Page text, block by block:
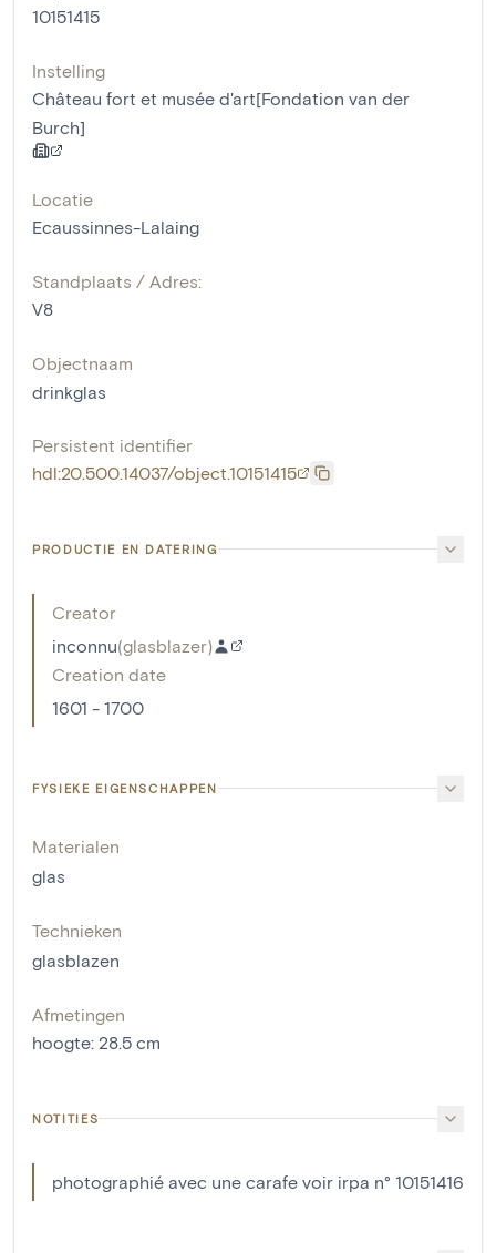
10151415
Instelling
Château fort et musée d'art[Fondation van der
Burch]
Locatie
Ecaussinnes-Lalaing
Standplaats / Adres:
V8
Objectnaam
drinkglas
Persistent identifier
hdl:20.500.14037/object.10151415
PRODUCTIE EN DATERING
Creator
inconnu(glasblazer)
Creation date
1601 - 1700
FYSIEKE EIGENSCHAPPEN
Materialen
glas
Technieken
glasblazen
Afmetingen
hoogte: 28.5 cm
NOTITIES
photographié avec une carafe voir irpa n° 10151416